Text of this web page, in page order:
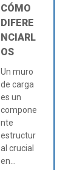
CÓMO
DIFERE
NCIARL
OS
Un muro
de carga
es un
compone
nte
estructur
al crucial
en...